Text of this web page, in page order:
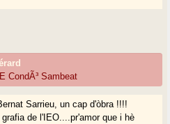
CondÃ³ Sambeat
Sarrieu, un cap d'òbra !!!!
de l'IEO....pr'amor que i hè